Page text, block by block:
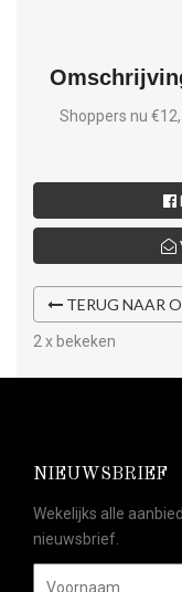
Shoppers nu
TERUG NAAR
2 x bekeken
NIEUWSBRIEF
Wekelijks alle
nieuwsbrief.